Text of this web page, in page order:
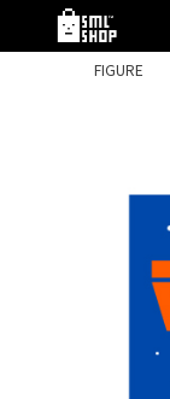
FIGURE